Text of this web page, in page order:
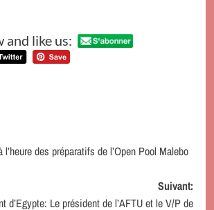
and like us:
des préparatifs de l’Open Pool Malebo
Suivant:
d’Egypte: Le président de l’AFTU et le V/P de